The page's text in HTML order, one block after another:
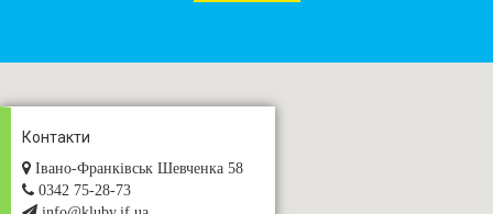
Контакти
Івано-Франківськ Шевченка 58
0342 75-28-73